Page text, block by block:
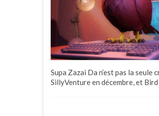
Supa Zazai Da n’est pas la
SillyVenture en décembre, et